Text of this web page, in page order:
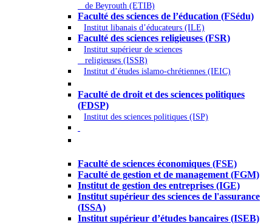
de Beyrouth (ETIB)
Faculté des sciences de l’éducation (FSédu)
Institut libanais d’éducateurs (ILE)
Faculté des sciences religieuses (FSR)
Institut supérieur de sciences
religieuses (ISSR)
Institut d’études islamo-chrétiennes (IEIC)
Faculté de droit et des sciences politiques
(FDSP)
Institut des sciences politiques (ISP)
Faculté de sciences économiques (FSE)
Faculté de gestion et de management (FGM)
Institut de gestion des entreprises (IGE)
Institut supérieur des sciences de l'assurance
(ISSA)
Institut supérieur d’études bancaires (ISEB)